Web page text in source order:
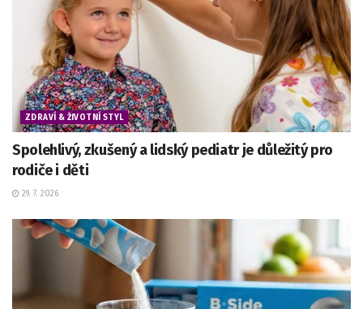
ZDRAVÍ & ŽIVOTNÍ STYL
Spolehlivý, zkušený a lidský pediatr je důležitý pro
rodiče i děti
29. 7. 2026